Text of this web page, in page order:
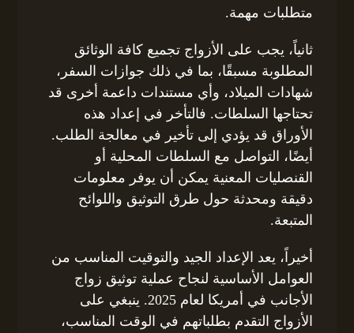
متطلبات مهمة.
ثانياً، يجب على الأزواج تجميع كافة الوثائق
المطلوبة مسبقًا، بما في ذلك جوازات السفر،
شهادات الميلاد، وأي مستندات داعمة أخرى قد
تحتاجها السلطات. فالتأخر في إعداد هذه
الأوراق قد يؤدي إلى تأخير في معالجة الطلب.
أيضًا، التواصل مع السلطات المحلية أو
القنصليات المعنية يمكن أن يوفر معلومات
دقيقة ومحدثة حول طرق التوثيق واللوائح
المتبعة.
أخيراً، يعد الإعداد الجيد والتوقيت المناسب من
العوامل الأساسية لنجاح عملية توثيق زواج
الأجانب في أمريكا لعام 2025. ينبغي على
الأزواج التقدم بطلباتهم في الوقت المناسب،